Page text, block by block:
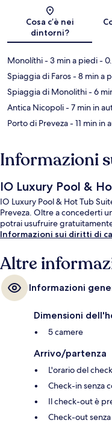
Cosa c’è nei
dintorni?
Monolíthi- 3 min a piedi-
Spiaggia di Faros- 8 min a
Spiaggia di Monolithi- 6
Antica Nicopoli- 7 min in
Porto di Preveza- 11 min in
Informazioni
IO Luxury Pool &
IO Luxury Pool & Hot Tub
Preveza. Oltre a concederti
potrai usufruire
Informazioni sui diritti di
Altre
Informazioni
Dimensioni
5 camere
Arrivo/partenza
L'orario del
Check-in senza
Il check-out è
Check-out